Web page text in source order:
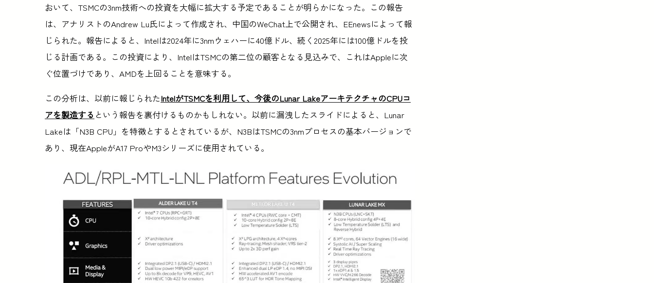
おいて、TSMCの3nm技術への投資を大幅に拡大する予定であることが明らかになった。この報告
は、アナリストのAndrew Lu氏によって作成され、中国のWeChat上で公開され、EEnewsによって報
じられた。報告によると、Intelは2024年に3nmウェハーに40億ドル、続く2025年には100億ドルを投
じる計画である。この投資により、IntelはTSMCの第二位の顧客となる見込みで、これはAppleに次
ぐ位置づけであり、AMDを上回ることを意味する。
この分析は、以前に報じられたIntelがTSMCを利用して、今後のLunar LakeアーキテクチャのCPUコ
アを製造する という報告を裏付けるものかもしれない。以前に漏洩したスライドによると、Lunar
Lakeは「N3B CPU」を特徴とするとされているが、N3BはTSMCの3nmプロセスの基本バージョンで
あり、現在AppleがA17 ProやM3シリーズに使用されている。